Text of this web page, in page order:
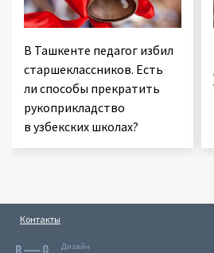
В Ташкенте педагог избил
старшеклассников. Есть
ли способы прекратить
рукоприкладство
в узбекских школах?
Контакты
Дизайн